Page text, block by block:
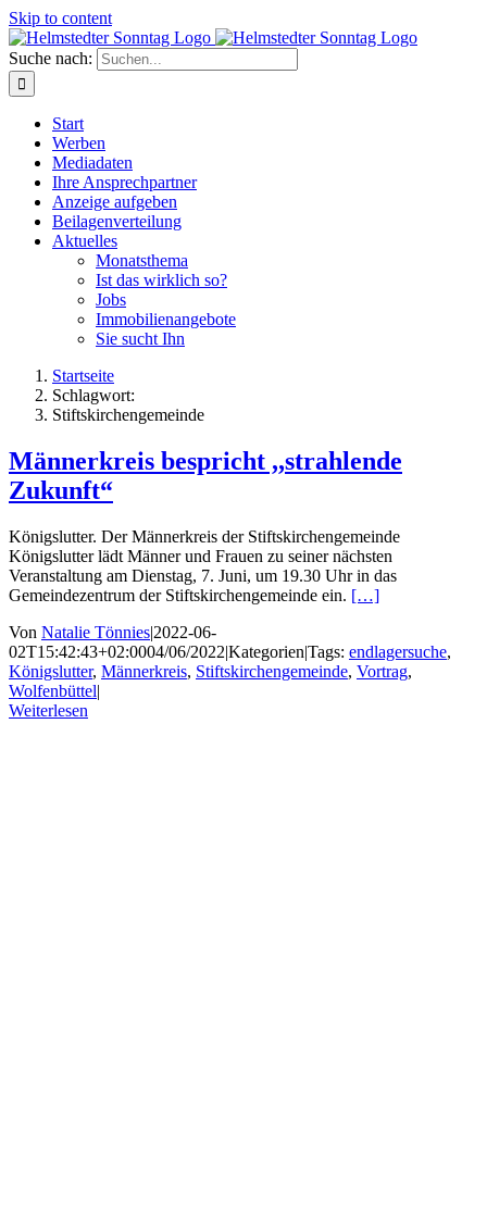
Skip to content
Suche nach:
Start
Werben
Mediadaten
Ihre Ansprechpartner
Anzeige aufgeben
Beilagenverteilung
Aktuelles
Monatsthema
Ist das wirklich so?
Jobs
Immobilienangebote
Sie sucht Ihn
Startseite
Schlagwort:
Stiftskirchengemeinde
Männerkreis bespricht ,,strahlende
Zukunft“
Königslutter. Der Männerkreis der Stiftskirchengemeinde
Königslutter lädt Männer und Frauen zu seiner nächsten
Veranstaltung am Dienstag, 7. Juni, um 19.30 Uhr in das
Gemeindezentrum der Stiftskirchengemeinde ein. […]
Von Natalie Tönnies|2022-06-
02T15:42:43+02:0004/06/2022|Kategorien|Tags: endlagersuche,
Königslutter, Männerkreis, Stiftskirchengemeinde, Vortrag,
Wolfenbüttel|
Weiterlesen